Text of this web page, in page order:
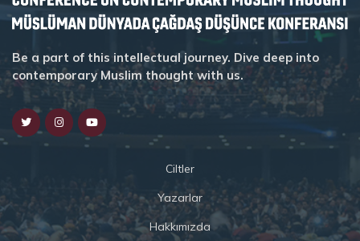
Be a part of this intellectual journey. Dive deep into
contemporary Muslim thought with us.
Ciltler
Yazarlar
Hakkımızda